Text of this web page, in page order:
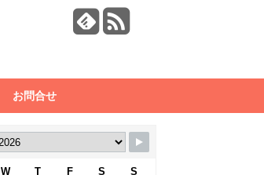
お問合せ
W T F S S